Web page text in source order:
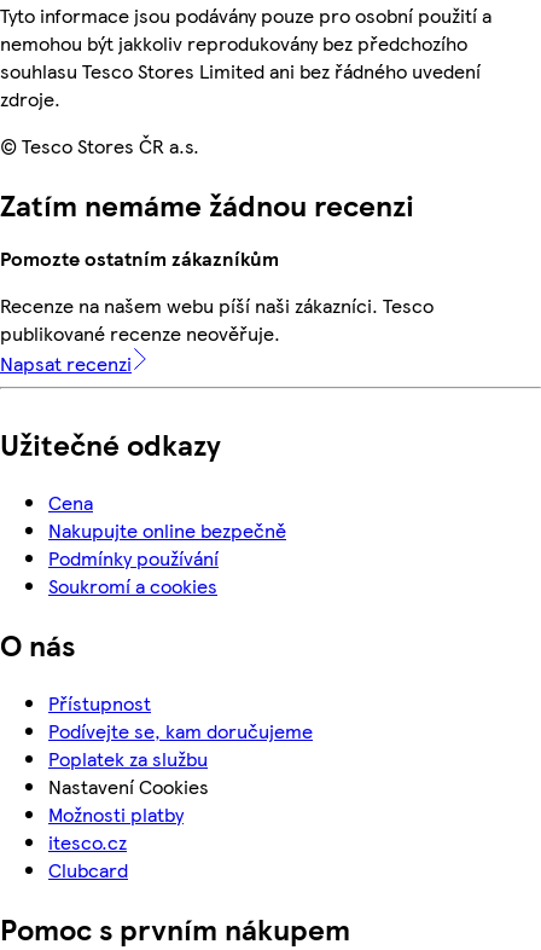
Tyto informace jsou podávány pouze pro osobní použití a
nemohou být jakkoliv reprodukovány bez předchozího
souhlasu Tesco Stores Limited ani bez řádného uvedení
zdroje.
© Tesco Stores ČR a.s.
Zatím nemáme žádnou recenzi
Pomozte ostatním zákazníkům
Recenze na našem webu píší naši zákazníci. Tesco
publikované recenze neověřuje.
Napsat recenzi
Užitečné odkazy
Cena
Nakupujte online bezpečně
Podmínky používání
Soukromí a cookies
O nás
Přístupnost
Podívejte se, kam doručujeme
Poplatek za službu
Nastavení Cookies
Možnosti platby
itesco.cz
Clubcard
Pomoc s prvním nákupem